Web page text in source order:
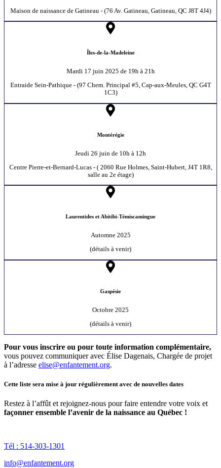
Maison de naissance de Gatineau - (76 Av. Gatineau, Gatineau, QC J8T 4J4)
Îles-de-la-Madeleine
Mardi 17 juin 2025 de 19h à 21h
Entraide Sein-Pathique - (97 Chem. Principal #5, Cap-aux-Meules, QC G4T
1C3)
Montérégie
Jeudi 26 juin de 10h à 12h
Centre Pierre-et-Bernard-Lucas - ( 2060 Rue Holmes, Saint-Hubert, J4T 1R8,
salle au 2e étage)
Laurentides et Abitibi-Témiscamingue
Automne 2025
(détails à venir)
Gaspésie
Octobre 2025
(détails à venir)
Pour vous inscrire ou pour toute information complémentaire,
vous pouvez communiquer avec Élise Dagenais, Chargée de projet
à l’adresse elise@enfantement.org.
Cette liste sera mise à jour régulièrement avec de nouvelles dates
Restez à l’affût et rejoignez-nous pour faire entendre votre voix et
façonner ensemble l’avenir de la naissance au Québec !
Tél : 514-303-1301
info@enfantement.org